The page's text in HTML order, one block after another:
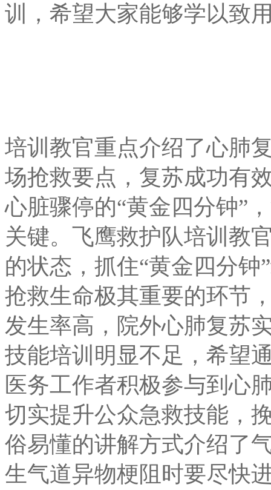
训，希望大家能够学以致
培训教官重点介绍了心肺
场抢救要点，复苏成功有
心脏骤停的“黄金四分钟”
关键。 飞鹰救护队培训教
的状态，抓住“黄金四分
抢救生命极其重要的环节
发生率高，院外心肺复苏
技能培训明显不足，希望
医务工作者积极参与到心
切实提升公众急救技能，
俗易懂的讲解方式介绍了
生气道异物梗阻时要尽快